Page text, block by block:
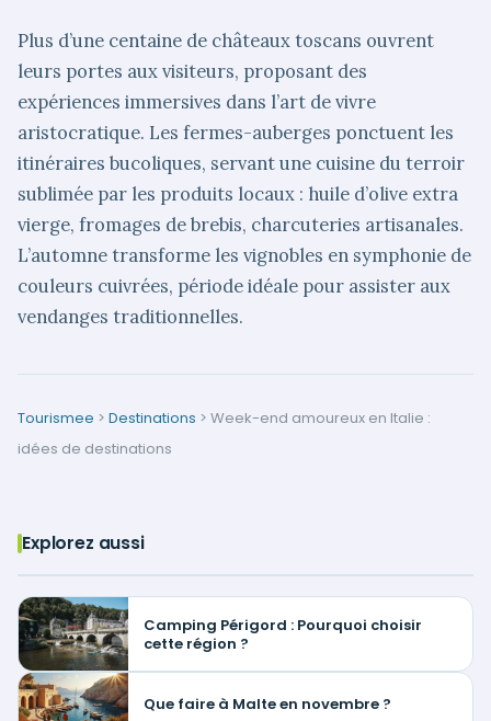
Plus d’une centaine de châteaux toscans ouvrent
leurs portes aux visiteurs, proposant des
expériences immersives dans l’art de vivre
aristocratique. Les fermes-auberges ponctuent les
itinéraires bucoliques, servant une cuisine du terroir
sublimée par les produits locaux : huile d’olive extra
vierge, fromages de brebis, charcuteries artisanales.
L’automne transforme les vignobles en symphonie de
couleurs cuivrées, période idéale pour assister aux
vendanges traditionnelles.
Tourismee > Destinations > Week-end amoureux en Italie :
idées de destinations
Explorez aussi
Camping Périgord : Pourquoi choisir
cette région ?
Que faire à Malte en novembre ?